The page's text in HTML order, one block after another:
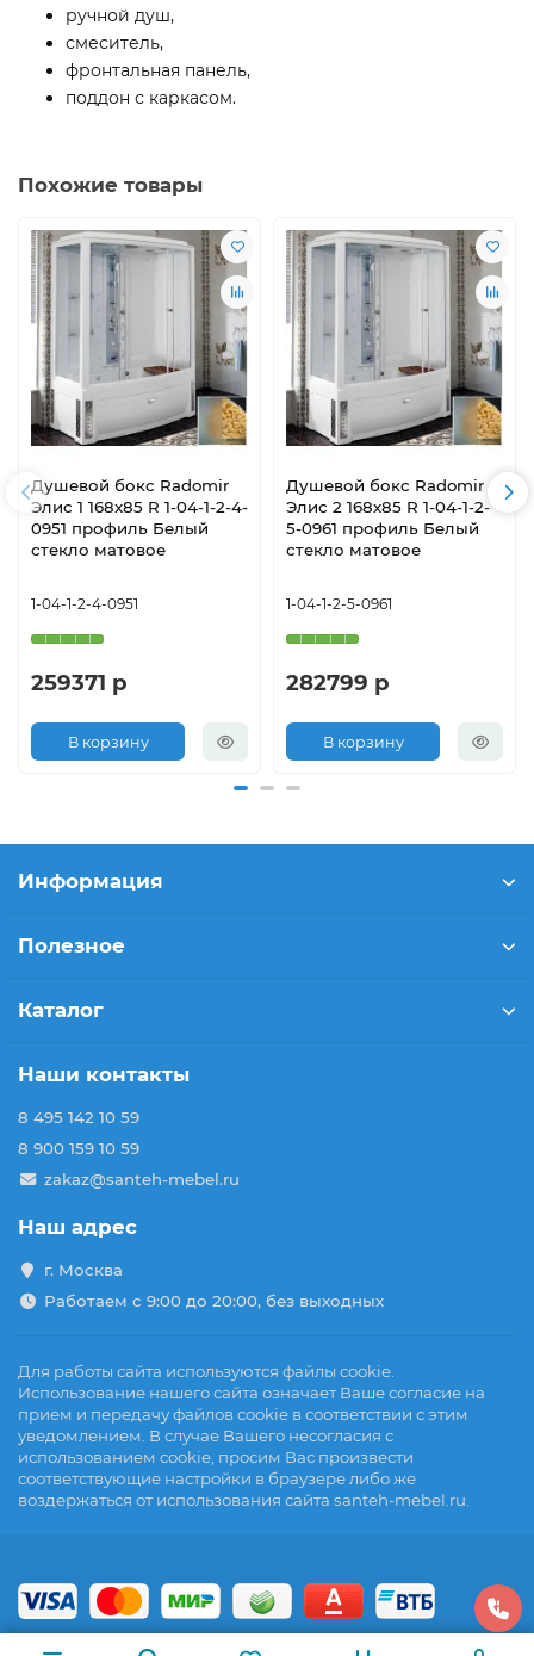
ручной душ,
смеситель,
фронтальная панель,
поддон с каркасом.
Похожие товары
Душевой бокс Radomir
Элис 1 168x85 R 1-04-1-2-4-
0951 профиль Белый
стекло матовое
1-04-1-2-4-0951
259371 р
В корзину
Душевой бокс Radomir
Элис 2 168x85 R 1-04-1-2-
5-0961 профиль Белый
стекло матовое
1-04-1-2-5-0961
282799 р
В корзину
Информация
Полезное
Каталог
Наши контакты
8 495 142 10 59
8 900 159 10 59
zakaz@santeh-mebel.ru
Наш адрес
г. Москва
Работаем с 9:00 до 20:00, без выходных
Для работы сайта используются файлы cookie.
Использование нашего сайта означает Ваше согласие на
прием и передачу файлов cookie в соответствии с этим
уведомлением. В случае Вашего несогласия с
использованием cookie, просим Вас произвести
соответствующие настройки в браузере либо же
воздержаться от использования сайта santeh-mebel.ru.